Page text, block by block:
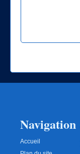
Navigation
Accueil